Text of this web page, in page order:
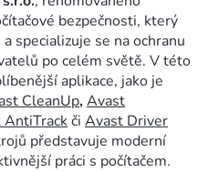
bezpečnosti, který
specializuje se na ochranu
po celém světě. V této
aplikace, jako je
CleanUp,Avast
AntiTrackči Avast Driver
představuje moderní
práci s počítačem.